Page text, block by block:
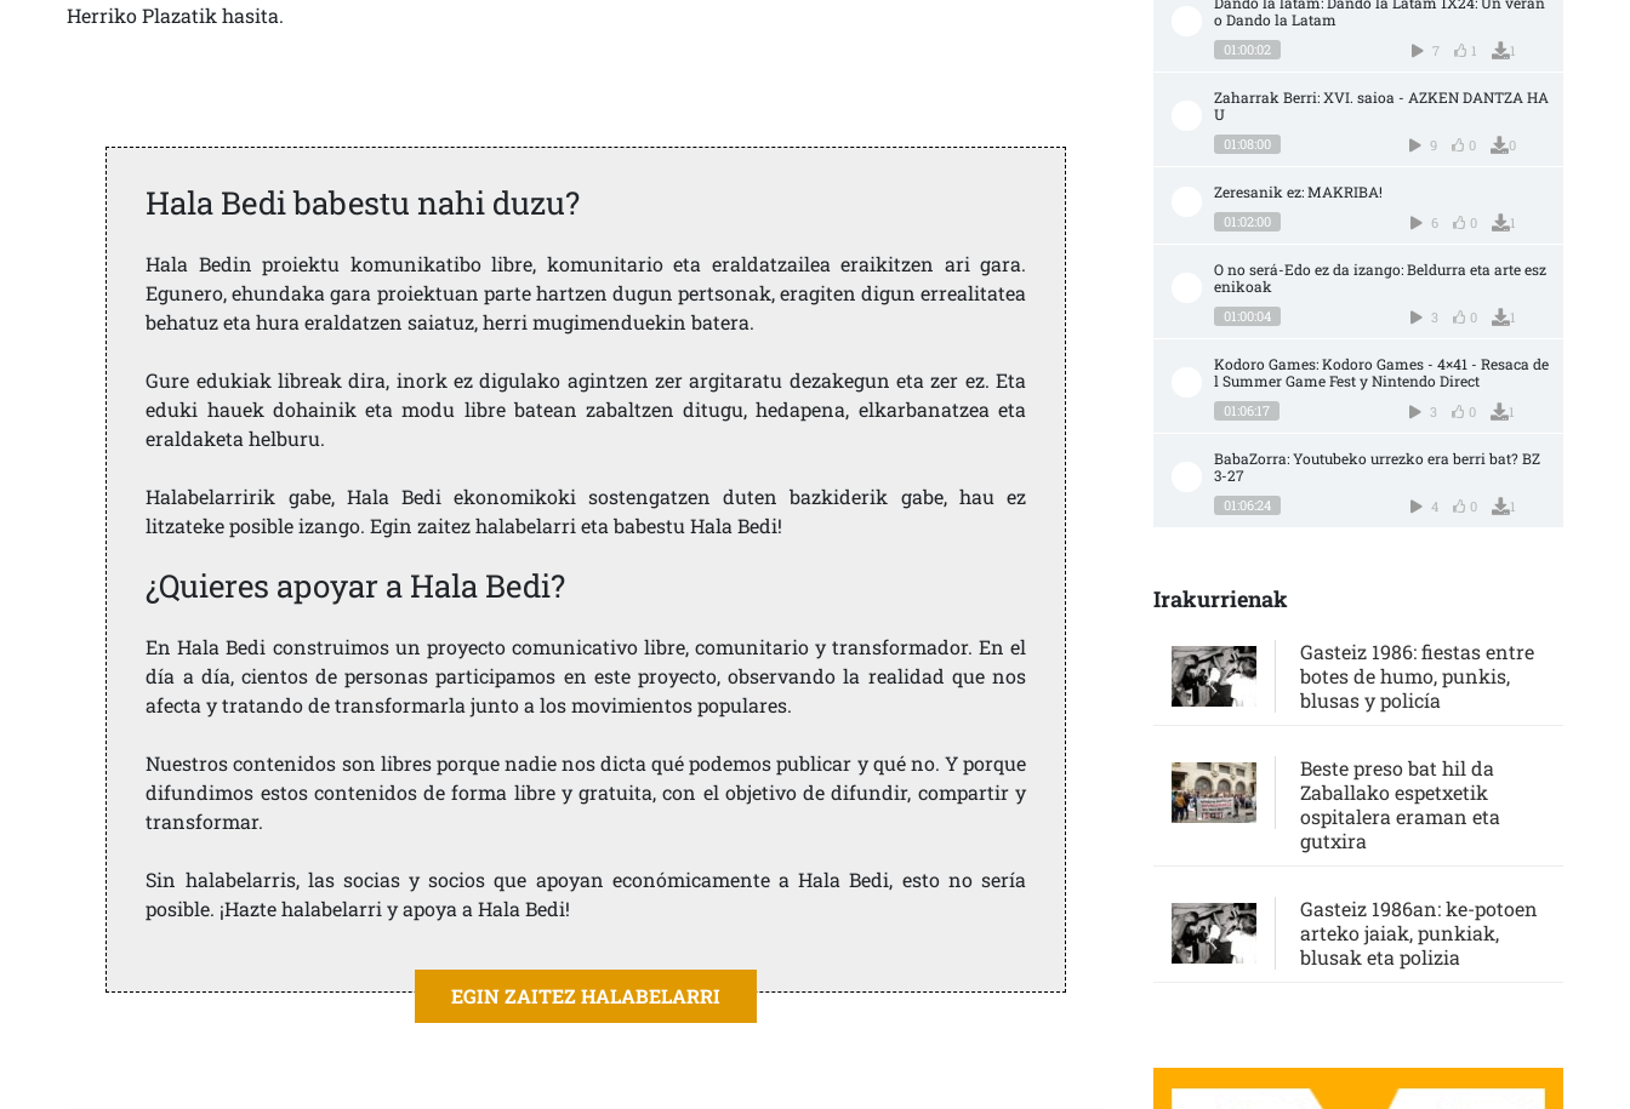
Herriko Plazatik hasita.
Hala Bedi babestu nahi duzu?
Hala Bedin proiektu komunikatibo libre, komunitario eta eraldatzailea eraikitzen ari gara.
Egunero, ehundaka gara proiektuan parte hartzen dugun pertsonak, eragiten digun errealitatea
behatuz eta hura eraldatzen saiatuz, herri mugimenduekin batera.
Gure edukiak libreak dira, inork ez digulako agintzen zer argitaratu dezakegun eta zer ez. Eta
eduki hauek dohainik eta modu libre batean zabaltzen ditugu, hedapena, elkarbanatzea eta
eraldaketa helburu.
Halabelarririk gabe, Hala Bedi ekonomikoki sostengatzen duten bazkiderik gabe, hau ez
litzateke posible izango. Egin zaitez halabelarri eta babestu Hala Bedi!
¿Quieres apoyar a Hala Bedi?
En Hala Bedi construimos un proyecto comunicativo libre, comunitario y transformador. En el
día a día, cientos de personas participamos en este proyecto, observando la realidad que nos
afecta y tratando de transformarla junto a los movimientos populares.
Nuestros contenidos son libres porque nadie nos dicta qué podemos publicar y qué no. Y porque
difundimos estos contenidos de forma libre y gratuita, con el objetivo de difundir, compartir y
transformar.
Sin halabelarris, las socias y socios que apoyan económicamente a Hala Bedi, esto no sería
posible. ¡Hazte halabelarri y apoya a Hala Bedi!
EGIN ZAITEZ HALABELARRI
o Dando la Latam
01:00:02 7 1 1
Zaharrak Berri: XVI. saioa - AZKEN DANTZA HA
U
01:08:00 9 0 0
Zeresanik ez: MAKRIBA!
01:02:00 6 0 1
O no será-Edo ez da izango: Beldurra eta arte esz
enikoak
01:00:04 3 0 1
Kodoro Games: Kodoro Games - 4×41 - Resaca de
l Summer Game Fest y Nintendo Direct
01:06:17 3 0 1
BabaZorra: Youtubeko urrezko era berri bat? BZ
3-27
01:06:24 4 0 1
Irakurrienak
Gasteiz 1986: fiestas entre
botes de humo, punkis,
blusas y policía
Beste preso bat hil da
Zaballako espetxetik
ospitalera eraman eta
gutxira
Gasteiz 1986an: ke-potoen
arteko jaiak, punkiak,
blusak eta polizia